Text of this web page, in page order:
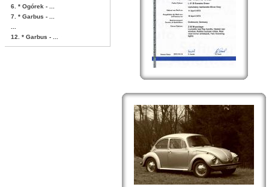
6. * Ogórek - ...
7. * Garbus - ...
12. * Garbus - ...